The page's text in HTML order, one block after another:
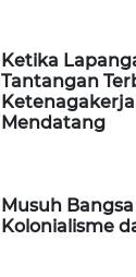
Ketika
Tantangan
Mendatang
Musuh
Kolonialisme